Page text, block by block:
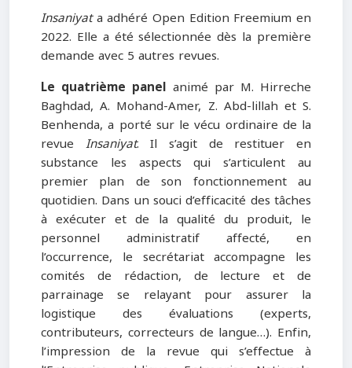
Insaniyata adhéré Open Edition Freemium en
2022. Elle a été sélectionnée dès la première
demande avec 5 autres revues.
Le quatrième panel animé par M. Hirreche
Baghdad, A. Mohand-Amer, Z. Abd-lillah et S.
Benhenda, a porté sur le vécu ordinaire de la
revue Insaniyat. Il s’agit de restituer en
substance les aspects qui s’articulent au
premier plan de son fonctionnement au
quotidien. Dans un souci d’efficacité des tâches
à exécuter et de la qualité du produit, le
personnel administratif affecté, en
l’occurrence, le secrétariat accompagne les
comités de rédaction, de lecture et de
parrainage se relayant pour assurer la
logistique des évaluations (experts,
contributeurs, correcteurs de langue…). Enfin,
l’impression de la revue qui s’effectue à